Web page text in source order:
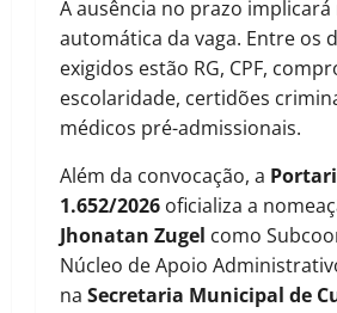
A ausência no prazo
automática da vaga. Entre os
exigidos estão RG, CPF,
escolaridade, certidões
médicos pré-admissionais.
Além da convocação, a
1.652/2026 oficializa a
Jhonatan Zugel como
Núcleo de Apoio
na Secretaria Municipal de